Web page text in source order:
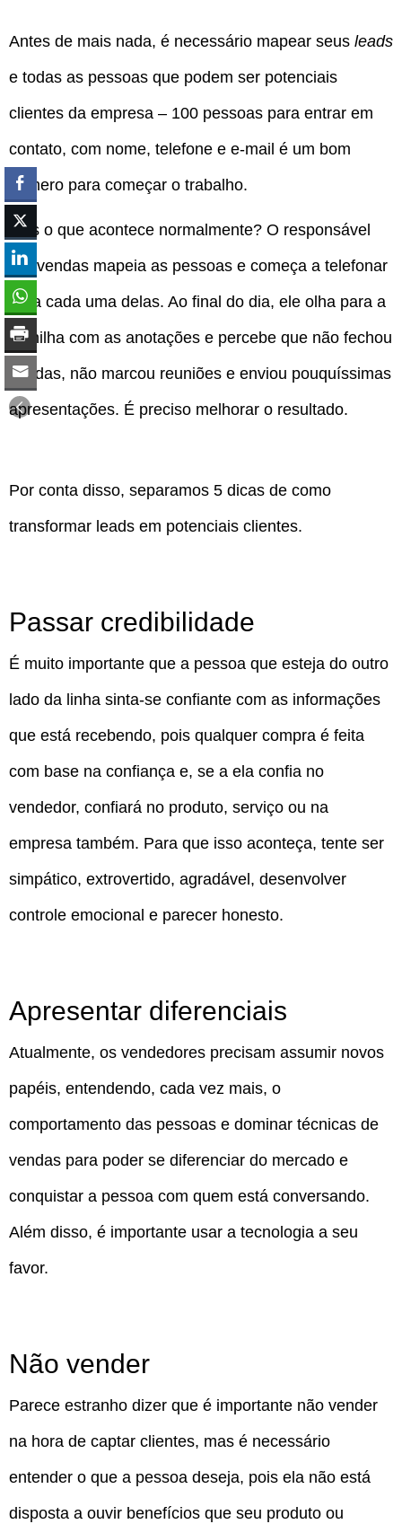
Antes de mais nada, é necessário mapear seus leads
e todas as pessoas que podem ser potenciais
clientes da empresa – 100 pessoas para entrar em
contato, com nome, telefone e e-mail é um bom
número para começar o trabalho.
Mas o que acontece normalmente? O responsável
por vendas mapeia as pessoas e começa a telefonar
para cada uma delas. Ao final do dia, ele olha para a
planilha com as anotações e percebe que não fechou
vendas, não marcou reuniões e enviou pouquíssimas
apresentações. É preciso melhorar o resultado.
Por conta disso, separamos 5 dicas de como
transformar leads em potenciais clientes.
Passar credibilidade
É muito importante que a pessoa que esteja do outro
lado da linha sinta-se confiante com as informações
que está recebendo, pois qualquer compra é feita
com base na confiança e, se a ela confia no
vendedor, confiará no produto, serviço ou na
empresa também. Para que isso aconteça, tente ser
simpático, extrovertido, agradável, desenvolver
controle emocional e parecer honesto.
Apresentar diferenciais
Atualmente, os vendedores precisam assumir novos
papéis, entendendo, cada vez mais, o
comportamento das pessoas e dominar técnicas de
vendas para poder se diferenciar do mercado e
conquistar a pessoa com quem está conversando.
Além disso, é importante usar a tecnologia a seu
favor.
Não vender
Parece estranho dizer que é importante não vender
na hora de captar clientes, mas é necessário
entender o que a pessoa deseja, pois ela não está
disposta a ouvir benefícios que seu produto ou